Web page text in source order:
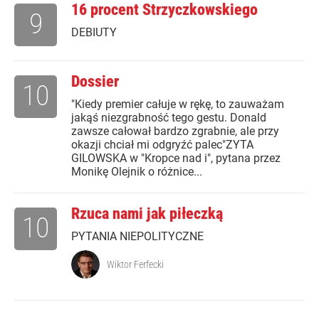
16 procent Strzyczkowskiego
DEBIUTY
9
Dossier
"Kiedy premier całuje w rękę, to zauważam
jakąś niezgrabność tego gestu. Donald
zawsze całował bardzo zgrabnie, ale przy
okazji chciał mi odgryźć palec"ZYTA
GILOWSKA w "Kropce nad i", pytana przez
Monikę Olejnik o różnice...
10
Rzuca nami jak piłeczką
PYTANIA NIEPOLITYCZNE
10
Wiktor Ferfecki